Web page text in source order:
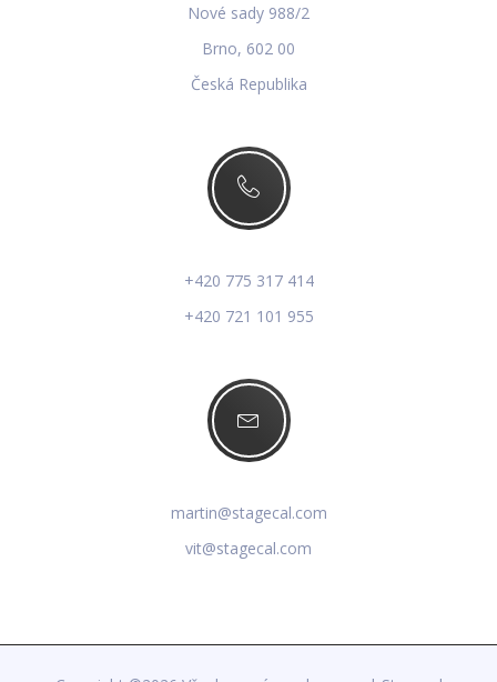
Nové sady 988/2
Brno, 602 00
Česká Republika
+420 775 317 414
+420 721 101 955
martin@stagecal.com
vit@stagecal.com